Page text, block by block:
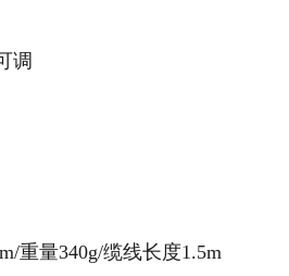
调
重量340g/缆线长度1.5m